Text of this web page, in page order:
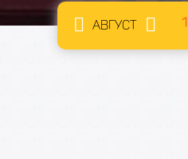
АВГУСТ 1